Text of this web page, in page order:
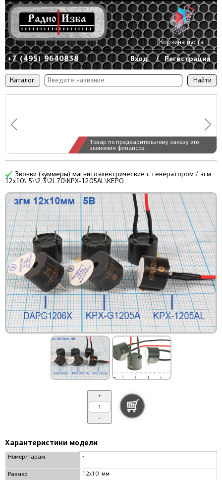
Каталог
Товар по предварительному заказу это
экономия финансов.
+7 (495) 9640838 Вход / Регистрация
Корзина пуста
Звонки (зуммеры) магнитоэлектрические c генератором / згм
12x10\ 5\\2,3\2L70\KPX-1205AL\KEPO
+
-
Характеристики модели
Номер/парам.
Размер
-
12x10 мм